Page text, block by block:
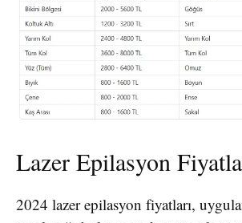
Lazer Epilasyon
2024 lazer epilasyon fiyatları,